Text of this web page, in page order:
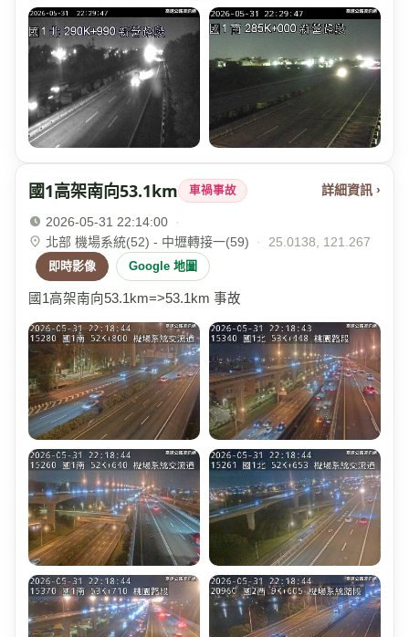
國1高架南向53.1km 車禍事故 詳細資訊 ›
2026-05-31 22:14:00
·
北部 機場系統(52) - 中壢轉接一(59)
· 25.0138, 121.267
即時影像 Google 地圖
國1高架南向53.1km=>53.1km 事故